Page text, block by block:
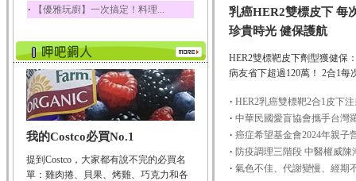
迷迭香
酸、迷迭香酸、植物...
咖啡
咖啡中的咖啡因會刺激
中樞神經系統，特別...
椰子
椰子含有糖類、脂肪、
荔枝
‧ 【優雅玩廚】一次搞定！料理...
我的Costco必買No.1
提到Costco，大家都有說不完的必買名
單：雞肉捲、貝果、烤雞、巧克力和各
乳癌HER2雙標皮下 每
珍貴時光 健保護航
HER2雙標靶皮下劑型獲健保
病友省下超過120萬！ 2合1每
‧ HER2乳癌雙標靶2合1皮下
‧ 中華民國愛盲協會攜手台
‧ 癌症希望基金會2024年親子
‧ 防疫調理三階段 中醫權威
‧ 氣色不佳、代謝變慢、經期